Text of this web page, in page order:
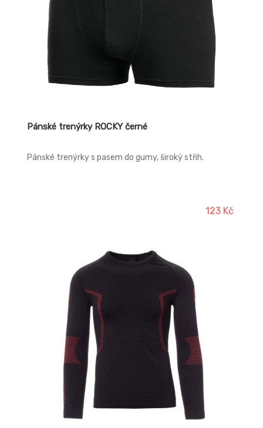
Pánské trenýrky ROCKY černé
Pánské trenýrky s pasem do gumy, široký střih.
123 Kč